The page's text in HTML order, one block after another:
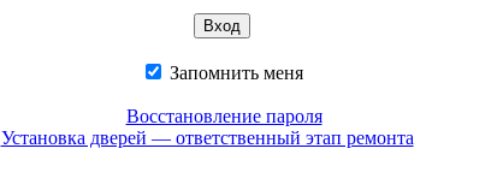
Запомнить меня
Восстановление пароля
Установка дверей — ответственный этап ремонта